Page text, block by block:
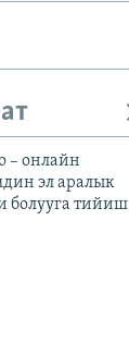
– онлайн
эл аралык
болууга тийиш